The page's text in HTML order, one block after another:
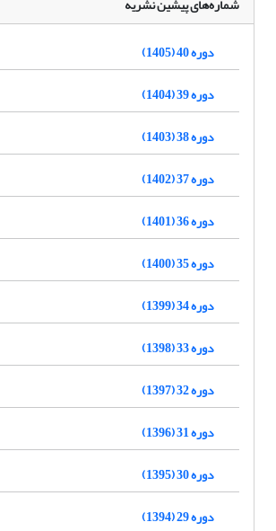
دوره 40 (1405)
دوره 39 (1404)
دوره 38 (1403)
دوره 37 (1402)
دوره 36 (1401)
دوره 35 (1400)
دوره 34 (1399)
دوره 33 (1398)
دوره 32 (1397)
دوره 31 (1396)
دوره 30 (1395)
دوره 29 (1394)